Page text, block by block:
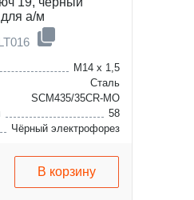
а/м
M14 x 1,5
Сталь
SCM435/35CR-MO
58
Чёрный электрофорез
sprinter
alhambra
В корзину